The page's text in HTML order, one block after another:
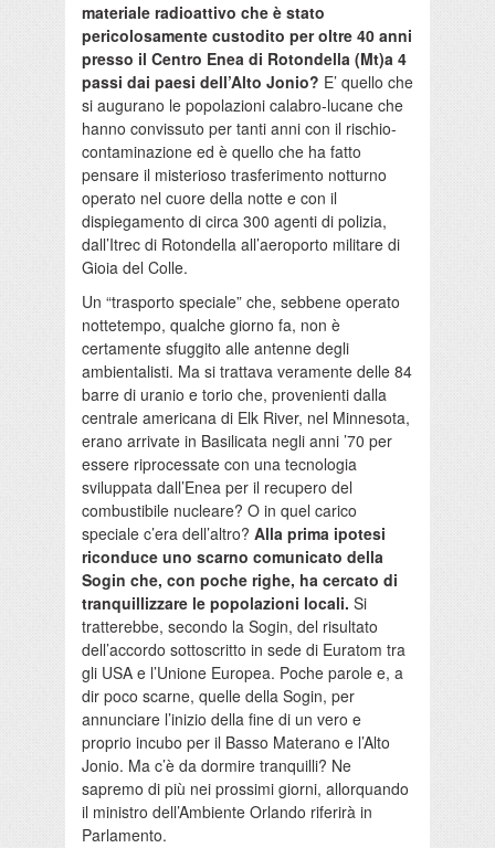
materiale radioattivo che è stato
pericolosamente custodito per oltre 40 anni
presso il Centro Enea di Rotondella (Mt)a 4
passi dai paesi dell’Alto Jonio? E’ quello che
si augurano le popolazioni calabro-lucane che
hanno convissuto per tanti anni con il rischio-
contaminazione ed è quello che ha fatto
pensare il misterioso trasferimento notturno
operato nel cuore della notte e con il
dispiegamento di circa 300 agenti di polizia,
dall’Itrec di Rotondella all’aeroporto militare di
Gioia del Colle.
Un “trasporto speciale” che, sebbene operato
nottetempo, qualche giorno fa, non è
certamente sfuggito alle antenne degli
ambientalisti. Ma si trattava veramente delle 84
barre di uranio e torio che, provenienti dalla
centrale americana di Elk River, nel Minnesota,
erano arrivate in Basilicata negli anni ’70 per
essere riprocessate con una tecnologia
sviluppata dall’Enea per il recupero del
combustibile nucleare? O in quel carico
speciale c’era dell’altro? Alla prima ipotesi
riconduce uno scarno comunicato della
Sogin che, con poche righe, ha cercato di
tranquillizzare le popolazioni locali. Si
tratterebbe, secondo la Sogin, del risultato
dell’accordo sottoscritto in sede di Euratom tra
gli USA e l’Unione Europea. Poche parole e, a
dir poco scarne, quelle della Sogin, per
annunciare l’inizio della fine di un vero e
proprio incubo per il Basso Materano e l’Alto
Jonio. Ma c’è da dormire tranquilli? Ne
sapremo di più nei prossimi giorni, allorquando
il ministro dell’Ambiente Orlando riferirà in
Parlamento.